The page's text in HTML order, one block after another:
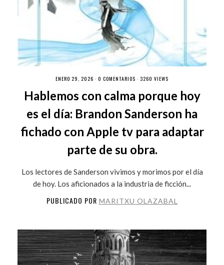
ENERO 29, 2026 · 0 COMENTARIOS · 3260 VIEWS
Hablemos con calma porque hoy
es el día: Brandon Sanderson ha
fichado con Apple tv para adaptar
parte de su obra.
Los lectores de Sanderson vivimos y morimos por el día
de hoy. Los aficionados a la industria de ficción...
PUBLICADO POR MARITXU OLAZABAL